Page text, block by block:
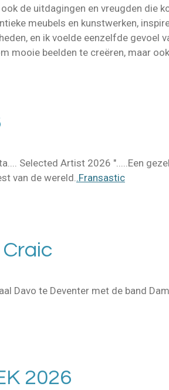
de uitdagingen en vreugden die
meubels en kunstwerken,
en ik voelde eenzelfde gevoel
mooie beelden te creëren, maar
Selected Artist 2026 ".....Een
van de wereld. .Fransastic
Davo te Deventer met de band
2026